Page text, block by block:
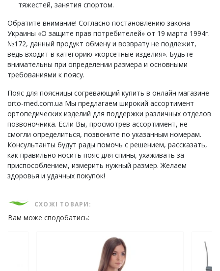
тяжестей, занятия спортом.
Обратите внимание! Согласно постановлению закона
Украины «О защите прав потребителей» от 19 марта 1994г.
№172, данный продукт обмену и возврату не подлежит,
ведь входит в категорию «корсетные изделия». Будьте
внимательны при определении размера и основными
требованиями к поясу.
Пояс для поясницы согревающий купить в онлайн магазине
orto-med.com.ua Мы предлагаем широкий ассортимент
ортопедических изделий для поддержки различных отделов
позвоночника. Если Вы, просмотрев ассортимент, не
смогли определиться, позвоните по указанным номерам.
Консультанты будут рады помочь с решением, рассказать,
как правильно носить пояс для спины, ухаживать за
приспособлением, измерить нужный размер. Желаем
здоровья и удачных покупок!
СХОЖІ ТОВАРИ:
Вам може сподобатись: